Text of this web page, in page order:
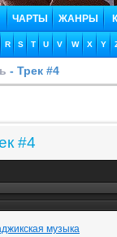
ЧАРТЫ ЖАНРЫ
R S T U V W X Y
- Трек #4
#4
музыка